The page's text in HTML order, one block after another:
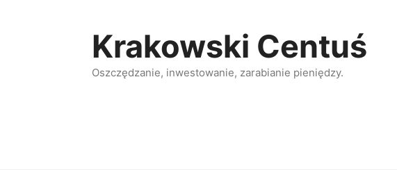
Krakowski Centuś
Oszczędzanie, inwestowanie, zarabianie pieniędzy.